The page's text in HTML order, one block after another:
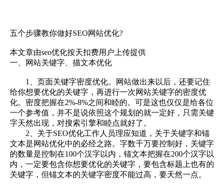
五个步骤教你做好SEO网站优化?
本文章由seo优化按天扣费用户上传提供
一、网站关键字、描文本优化
1、页面关键字密度优化。网站做出来以后，还要记住
给你想要优化的关键字，再进行一次网站关键字的密度优
化。密度把握在2%-8%之间和睦的。可是这也仅仅是给各位
一个参考值，并不是说依照这个规划的就一定好，只需关键
字天然出现，对搜索引擎和睦点就好了。
2、关于SEO优化工作人员理应知道，关于关键字和锚
文本是网站优化中的必经之路。字数千万要控制好，关键字
的数量是控制在100个汉字以内，锚文本把握在200个汉字以
内，一定要包含你想要优化的关键字，要包含标题上也有的
关键字，但锚文本的关键字密度不能过高，要天然一点。